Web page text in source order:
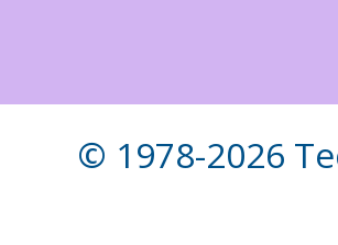
© 1978-2026